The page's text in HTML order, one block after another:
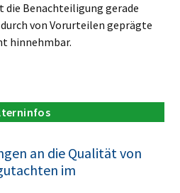
die Benachteiligung gerade
von Vorurteilen geprägte
hinnehmbar.
an die Qualität von
im